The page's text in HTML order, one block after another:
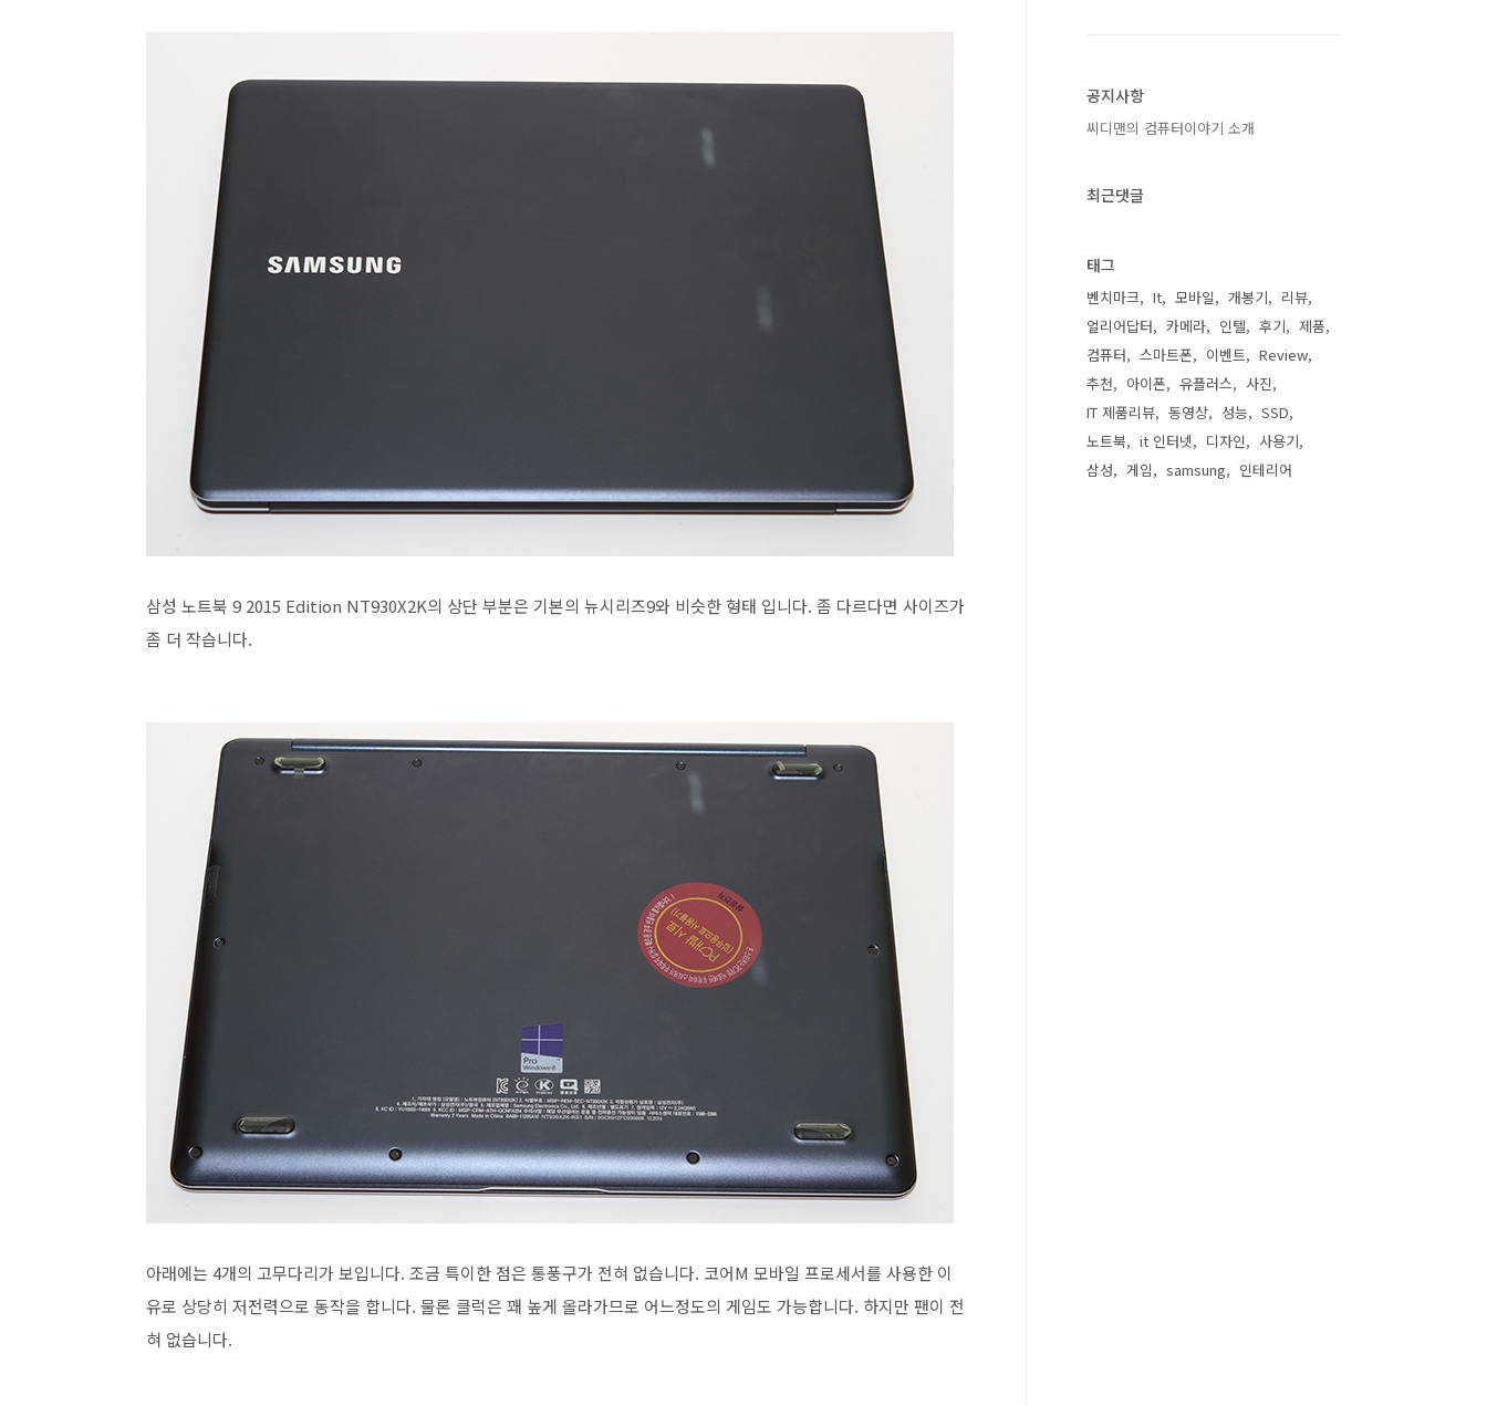
삼성 노트북 9 2015 Edition NT930X2K의 상단 부분은 기본의 뉴시리즈9와 비슷한 형태 입니다. 좀 다르다면 사이즈가
좀 더 작습니다.
아래에는 4개의 고무다리가 보입니다. 조금 특이한 점은 통풍구가 전혀 없습니다. 코어M 모바일 프로세서를 사용한 이
유로 상당히 저전력으로 동작을 합니다. 물론 클럭은 꽤 높게 올라가므로 어느정도의 게임도 가능합니다. 하지만 팬이 전
혀 없습니다.
공지사항
씨디맨의 컴퓨터이야기 소개
최근댓글
태그
벤치마크 It 모바일 개봉기
리뷰
얼리어답터
카메라 인텔 후기
제품
컴퓨터
스마트폰 이벤트
Review
추천
아이폰 유플러스
사진
IT 제품리뷰
동영상 성능
SSD
노트북
it 인터넷 디자인
사용기
삼성
게임 samsung 인테리어